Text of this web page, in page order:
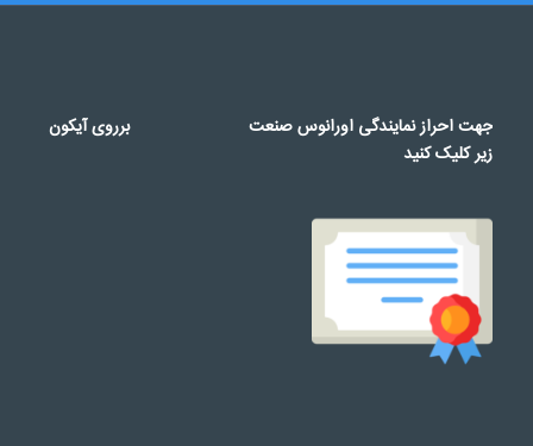
جهت احراز نمایندگی اورانوس صنعتبرروی آیکون
زیر کلیک کنید